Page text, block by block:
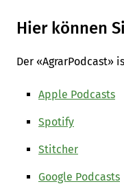
Hier können
Der «AgrarPodcast»
Apple Podcasts
Spotify
Stitcher
Google Podcasts